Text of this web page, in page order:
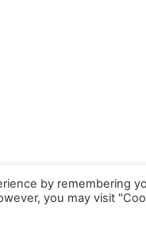
by remembering
you may visit